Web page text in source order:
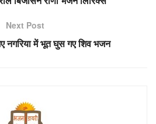
Next Post
नगरिया में भूत घुस गए शिव भजन